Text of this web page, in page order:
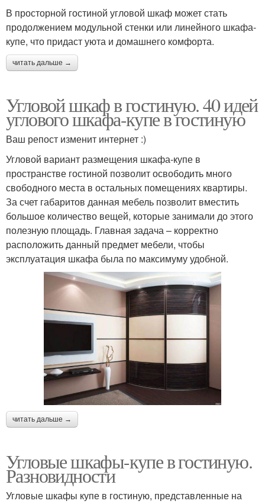
В просторной гостиной угловой шкаф может стать
продолжением модульной стенки или линейного шкафа-
купе, что придаст уюта и домашнего комфорта.
читать дальше →
Угловой шкаф в гостиную. 40 идей
углового шкафа-купе в гостиную
Ваш репост изменит интернет :)
Угловой вариант размещения шкафа-купе в
пространстве гостиной позволит освободить много
свободного места в остальных помещениях квартиры.
За счет габаритов данная мебель позволит вместить
большое количество вещей, которые занимали до этого
полезную площадь. Главная задача – корректно
расположить данный предмет мебели, чтобы
эксплуатация шкафа была по максимуму удобной.
читать дальше →
Угловые шкафы-купе в гостиную.
Разновидности
Угловые шкафы купе в гостиную, представленные на